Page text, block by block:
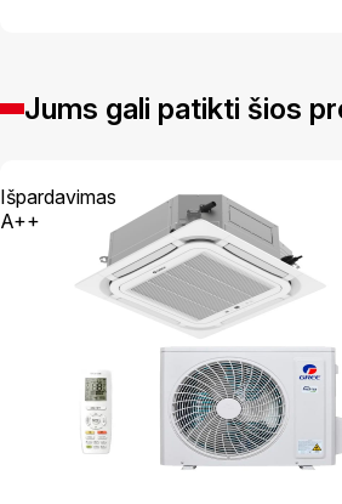
Jums gali patikti šios
Išpardavimas
A++